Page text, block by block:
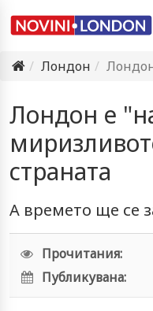
Лондон
Лондон е
Лондон е
страната
А времето ще се
Прочитания:
Публикувана: